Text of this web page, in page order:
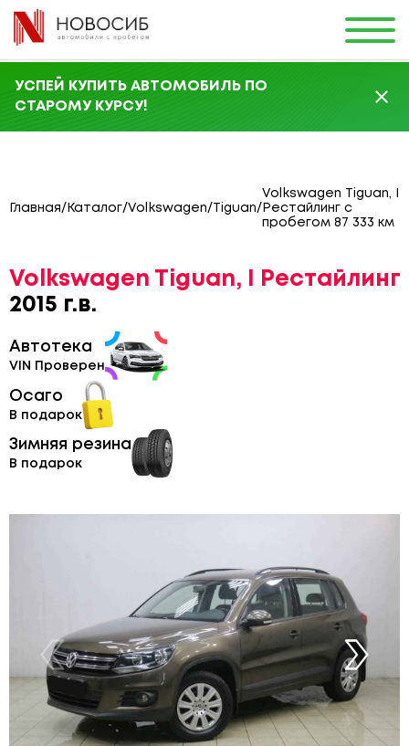
УСПЕЙ КУПИТЬ АВТОМОБИЛЬ ПО
СТАРОМУ КУРСУ!
Главная/ Каталог/Volkswagen/Tiguan/
Volkswagen Tiguan, I
Рестайлинг с
пробегом 87 333 км
Volkswagen Tiguan, I Рестайлинг
2015 г.в.
Автотека
VIN Проверен
Осаго
В подарок
Зимняя резина
В подарок